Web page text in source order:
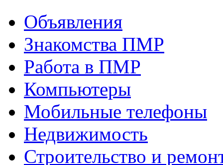
Объявления
Знакомства ПМР
Работа в ПМР
Компьютеры
Мобильные телефоны
Недвижимость
Строительство и